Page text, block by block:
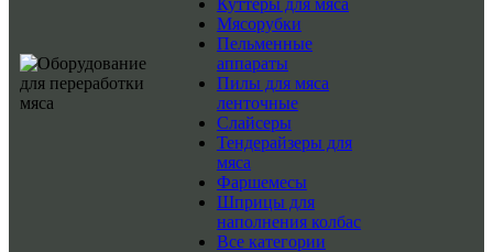
Куттеры для мяса
Мясорубки
Пельменные
аппараты
Пилы для мяса
ленточные
Слайсеры
Тендерайзеры для
мяса
Фаршемесы
Шприцы для
наполнения колбас
Все категории